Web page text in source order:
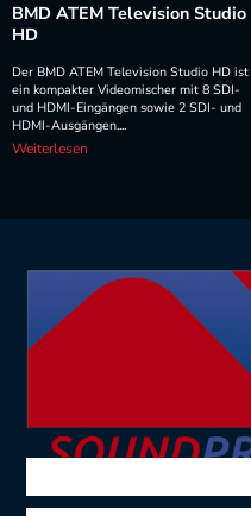
BMD ATEM Television Studio
HD
Der BMD ATEM Television Studio HD ist
ein kompakter Videomischer mit 8 SDI-
und HDMI-Eingängen sowie 2 SDI- und
HDMI-Ausgängen....
Weiterlesen
SOUND